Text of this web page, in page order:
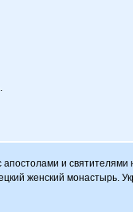
.
апостолами и
женский монастырь.